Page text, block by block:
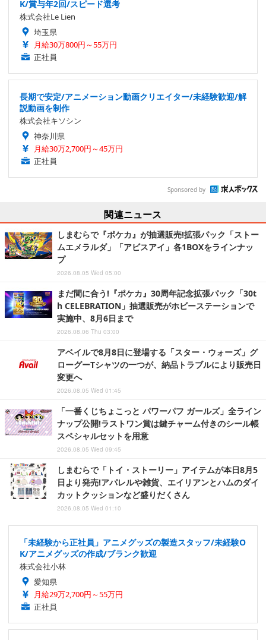
K/賞与年2回/スピード選考
株式会社Le Lien
埼玉県
月給30万800円～55万円
正社員
長期で安定/アニメーション動画クリエイター/未経験歓迎/解
説動画を制作
株式会社キソシン
神奈川県
月給30万2,700円～45万円
正社員
Sponsored by
関連ニュース
しまむらで『ポケカ』が抽選販売!拡張パック「ストー
ムエメラルダ」「アビスアイ」各1BOXをラインナッ
プ
2026.08.05 Wed 05:00
まだ間に合う!『ポケカ』30周年記念拡張パック「30t
h CELEBRATION」抽選販売がホビーステーションで
実施中、8月6日まで
2026.08.06 Thu 03:00
アベイルで8月8日に登場する「スター・ウォーズ」グ
ローグーTシャツの一つが、納品トラブルにより販売日
変更へ
2026.08.05 Wed 01:45
「一番くじちょこっと パワーパフ ガールズ」全ライン
ナップ公開!ラストワン賞は鍵チャーム付きのシール帳
スペシャルセットを用意
2026.08.05 Wed 09:45
しまむらで「トイ・ストーリー」アイテムが本日8月5
日より発売!アパレルや雑貨、エイリアンとハムのダイ
カットクッションなど盛りだくさん
2026.08.05 Wed 01:10
「未経験から正社員」アニメグッズの製造スタッフ/未経験O
K/アニメグッズの作成/ブランク歓迎
株式会社小林
愛知県
月給29万2,700円～55万円
正社員